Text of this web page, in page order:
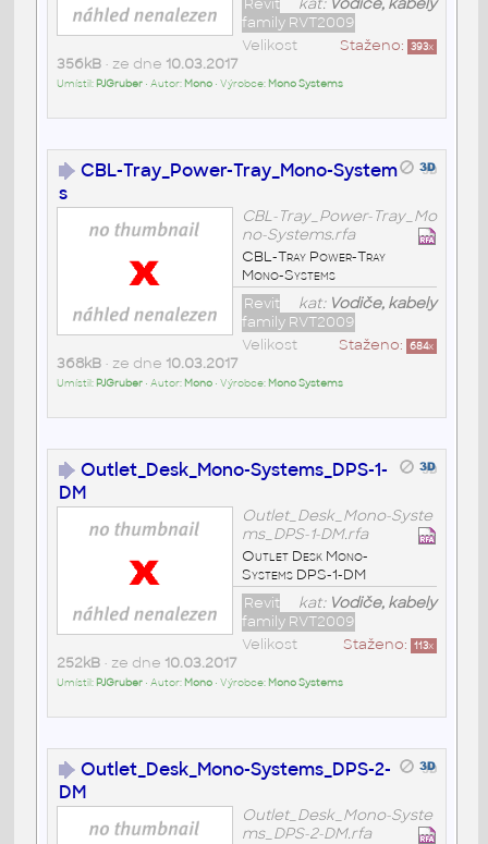
family RVT2009
Staženo: 393x
Velikost
356kB• ze dne 10.03.2017
Umístil: PJGruber• Autor: Mono• Výrobce: Mono Systems
CBL-Tray_Power-Tray_Mono-System
s
CBL-Tray_Power-Tray_Mo
no-Systems.rfa
CBL-Tray Power-Tray
Mono-Systems
kat: Vodiče, kabely
Revit
family RVT2009
Staženo: 684x
Velikost
368kB• ze dne 10.03.2017
Umístil: PJGruber• Autor: Mono• Výrobce: Mono Systems
Outlet_Desk_Mono-Systems_DPS-1-
DM
Outlet_Desk_Mono-Syste
ms_DPS-1-DM.rfa
Outlet Desk Mono-
Systems DPS-1-DM
kat: Vodiče, kabely
Revit
family RVT2009
Staženo: 113x
Velikost
252kB• ze dne 10.03.2017
Umístil: PJGruber• Autor: Mono• Výrobce: Mono Systems
Outlet_Desk_Mono-Systems_DPS-2-
DM
Outlet_Desk_Mono-Syste
ms_DPS-2-DM.rfa